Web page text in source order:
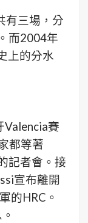
有三場，分
而2004年
上的分水
賽
都等著
記者會。接
宣布離開
的HRC。